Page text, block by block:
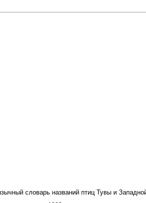
словарь названий птиц Тувы и